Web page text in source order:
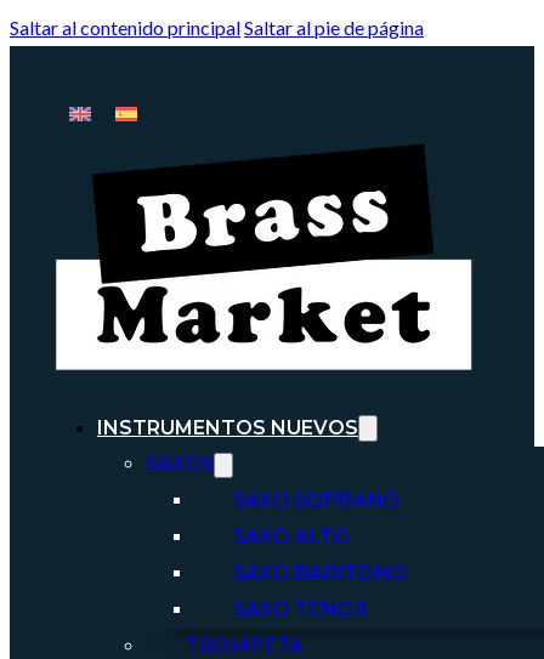
Saltar al contenido principalSaltar al pie de página
INSTRUMENTOS NUEVOS
SAXOS
SAXO SOPRANO
SAXO ALTO
SAXO BARITONO
SAXO TENOR
TROMPETA